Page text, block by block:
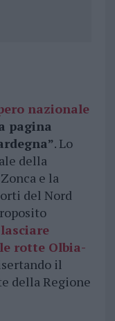
nazionale
pagina
. Lo
della
e la
del Nord
rotte Olbia-
il
della Regione